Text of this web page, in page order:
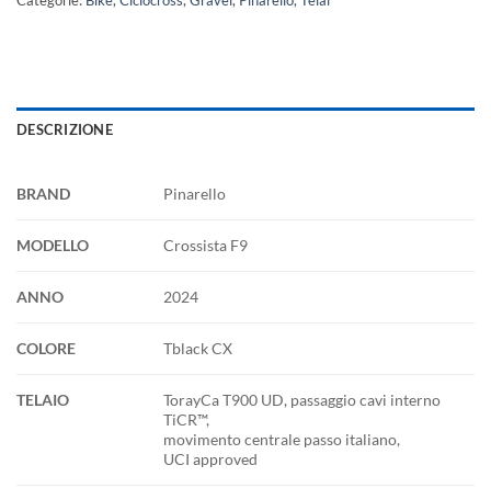
DESCRIZIONE
BRAND Pinarello
MODELLO Crossista F9
ANNO 2024
COLORE Tblack CX
TELAIO
TorayCa T900 UD, passaggio cavi interno
TiCR™,
movimento centrale passo italiano,
UCI approved